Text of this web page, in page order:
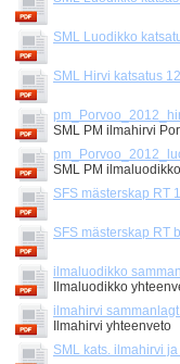
SML Luodikko
SML Hirvi katsatus
SML PM ilmahirvi
SML PM
SFS mästerskap RT
SFS mästerskap RT
ilmaluodikko
Ilmaluodikko
ilmahirvi
Ilmahirvi yhteenveto
SML kats. ilmahirvi